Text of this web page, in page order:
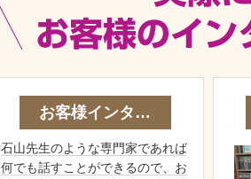
お客様インタ…
石山先生のような専門家であれば
何でも話すことができるので、お